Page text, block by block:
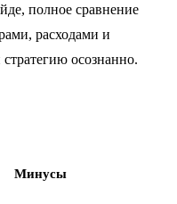
полное сравнение
расходами и
осознанно.
Минусы